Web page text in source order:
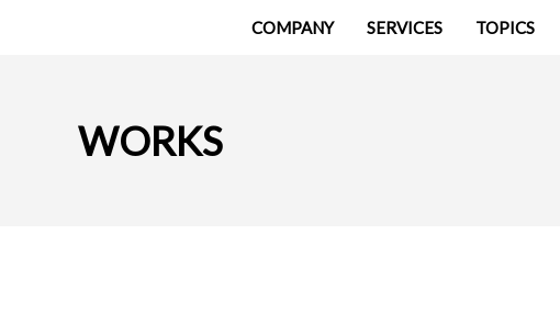
COMPANY SERVICES TOPICS
WORKS